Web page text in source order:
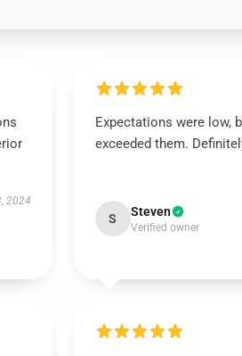
2024
Expectations were low,
exceeded them.
S Steven
Verified owner